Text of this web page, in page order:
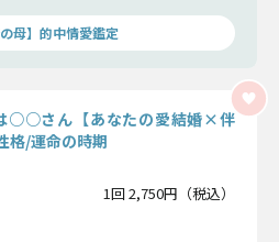
。
の母】的中情愛鑑定
○○さん【あなたの愛結婚×伴
格/運命の時期
1回 2,750円（税込）